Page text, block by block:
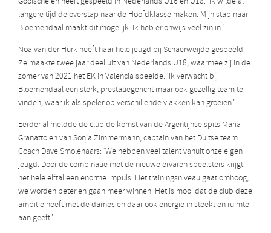
langere tijd de overstap naar de Hoofdklasse maken. Mijn stap naar
Bloemendaal maakt dit mogelijk. Ik heb er onwijs veel zin in.’
Noa van der Hurk heeft haar hele jeugd bij Schaerweijde gespeeld.
Ze maakte twee jaar deel uit van Nederlands U18, waarmee zij in de
zomer van 2021 het EK in Valencia speelde. ‘Ik verwacht bij
Bloemendaal een sterk, prestatiegericht maar ook gezellig team te
vinden, waar ik als speler op verschillende vlakken kan groeien.’
Eerder al meldde de club de komst van de Argentijnse spits Maria
Granatto en van Sonja Zimmermann, captain van het Duitse team.
Coach Dave Smolenaars: ‘We hebben veel talent vanuit onze eigen
jeugd. Door de combinatie met de nieuwe ervaren speelsters krijgt
het hele elftal een enorme impuls. Het trainingsniveau gaat omhoog,
we worden beter en gaan meer winnen. Het is mooi dat de club deze
ambitie heeft met de dames en daar ook energie in steekt en ruimte
aan geeft.’